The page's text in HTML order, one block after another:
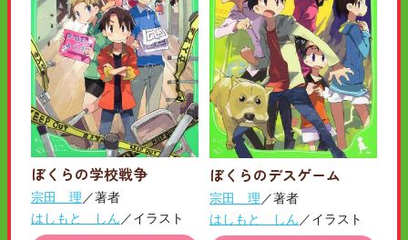
ぼくらの学校戦争
宗田 理 ／著者
はしもと しん ／イラスト
ぼくらのデスゲーム
宗田 理 ／著者
はしもと しん ／イラスト